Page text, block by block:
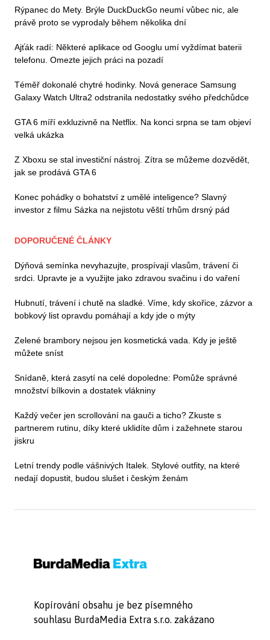
Rýpanec do Mety. Brýle DuckDuckGo neumí vůbec nic, ale
právě proto se vyprodaly během několika dní
Ajťák radí: Některé aplikace od Googlu umí vyždímat baterii
telefonu. Omezte jejich práci na pozadí
Téměř dokonalé chytré hodinky. Nová generace Samsung
Galaxy Watch Ultra2 odstranila nedostatky svého předchůdce
GTA 6 míří exkluzivně na Netflix. Na konci srpna se tam objeví
velká ukázka
Z Xboxu se stal investiční nástroj. Zítra se můžeme dozvědět,
jak se prodává GTA 6
Konec pohádky o bohatství z umělé inteligence? Slavný
investor z filmu Sázka na nejistotu věští trhům drsný pád
DOPORUČENÉ ČLÁNKY
Dýňová semínka nevyhazujte, prospívají vlasům, trávení či
srdci. Upravte je a využijte jako zdravou svačinu i do vaření
Hubnutí, trávení i chutě na sladké. Víme, kdy skořice, zázvor a
bobkový list opravdu pomáhají a kdy jde o mýty
Zelené brambory nejsou jen kosmetická vada. Kdy je ještě
můžete sníst
Snídaně, která zasytí na celé dopoledne: Pomůže správné
množství bílkovin a dostatek vlákniny
Každý večer jen scrollování na gauči a ticho? Zkuste s
partnerem rutinu, díky které uklidíte dům i zažehnete starou
jiskru
Letní trendy podle vášnivých Italek. Stylové outfity, na které
nedají dopustit, budou slušet i českým ženám
Kopírování obsahu je bez písemného
souhlasu BurdaMedia Extra s.r.o. zakázano